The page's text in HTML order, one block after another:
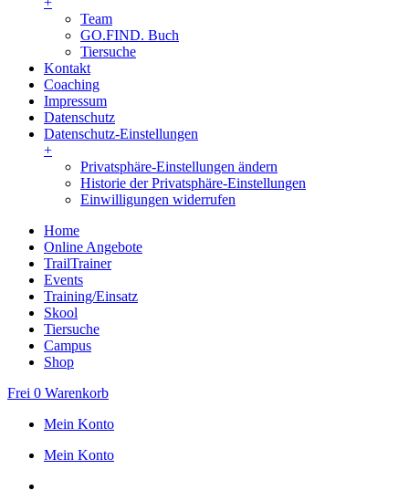
Team
GO.FIND. Buch
Tiersuche
Kontakt
Coaching
Impressum
Datenschutz
Datenschutz-Einstellungen
+
Privatsphäre-Einstellungen ändern
Historie der Privatsphäre-Einstellungen
Einwilligungen widerrufen
Home
Online Angebote
TrailTrainer
Events
Training/Einsatz
Skool
Tiersuche
Campus
Shop
Frei 0 Warenkorb
Mein Konto
Mein Konto